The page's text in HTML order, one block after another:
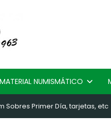
MATERIAL NUMISMÁTICO
Sobres Primer Día, tarjetas, etc